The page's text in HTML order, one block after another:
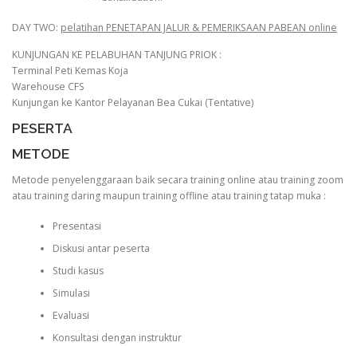
DAY TWO: pelatihan PENETAPAN JALUR & PEMERIKSAAN PABEAN online
KUNJUNGAN KE PELABUHAN TANJUNG PRIOK :
Terminal Peti Kemas Koja
Warehouse CFS
Kunjungan ke Kantor Pelayanan Bea Cukai (Tentative)
PESERTA
METODE
Metode penyelenggaraan baik secara training online atau training zoom
atau training daring maupun training offline atau training tatap muka :
Presentasi
Diskusi antar peserta
Studi kasus
Simulasi
Evaluasi
Konsultasi dengan instruktur